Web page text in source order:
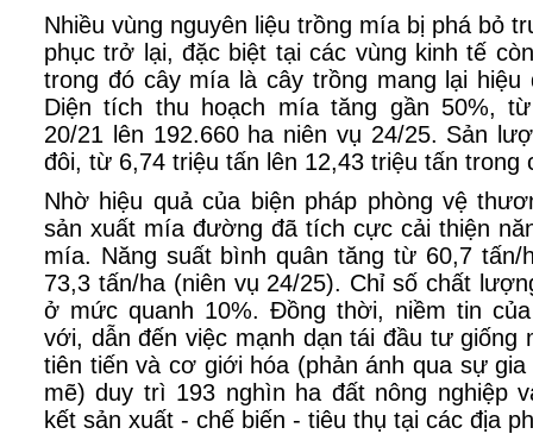
Nhiều vùng nguyên liệu trồng mía bị phá bỏ
phục trở lại, đặc biệt tại các vùng kinh tế
trong đó cây mía là cây trồng mang lại hiệu
Diện tích thu hoạch mía tăng gần 50%,
20/21 lên 192.660 ha niên vụ 24/25. Sản
đôi, từ 6,74 triệu tấn lên 12,43 triệu tấn trong
Nhờ hiệu quả của biện pháp phòng vệ
sản xuất mía đường đã tích cực cải thiện
mía. Năng suất bình quân tăng từ 60,7 tấn/
73,3 tấn/ha (niên vụ 24/25). Chỉ số chất
ở mức quanh 10%. Đồng thời, niềm tin
với, dẫn đến việc mạnh dạn tái đầu tư giống
tiên tiến và cơ giới hóa (phản ánh qua sự
mẽ) duy trì 193 nghìn ha đất nông nghiệp
kết sản xuất - chế biến - tiêu thụ tại các địa